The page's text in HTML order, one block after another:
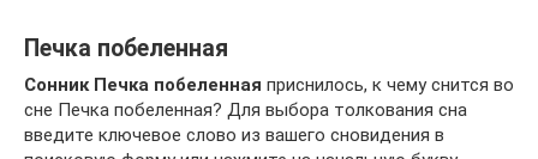
Печка побеленная
Сонник Печка побеленная приснилось, к чему снится во
сне Печка побеленная? Для выбора толкования сна
введите ключевое слово из вашего сновидения в